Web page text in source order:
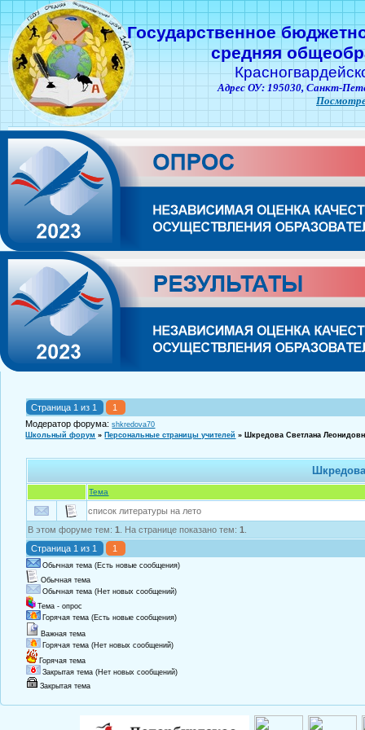
Государственное
средняя
Адрес ОУ: 195030, Санкт-
Страница 1 из 1
1
Модератор форума:shkredova70
Школьный форум » Персональные страницы учителей » Шкредова Светлана
Тема
список литературы на лето
В этом форуме тем:1 . На странице показано тем:1
Страница 1 из 1 1
Обычная тема (Есть новые сообщения)
Обычная тема
Обычная тема (Нет новых сообщений)
Тема - опрос
Горячая тема (Есть новые сообщения)
Важная тема
Горячая тема (Нет новых сообщений)
Горячая тема
Закрытая тема (Нет новых сообщений)
Закрытая тема